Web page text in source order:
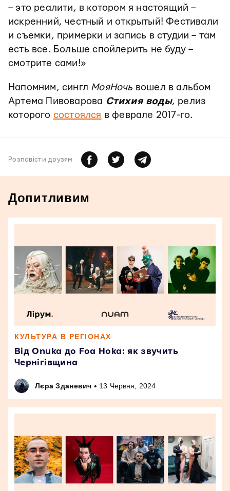
– это реалити, в котором я настоящий –
искренний, честный и открытый! Фестивали
и съемки, примерки и запись в студии – там
есть все. Больше спойлерить не буду –
смотрите сами!»
Напомним, сингл МояНочь вошел в альбом
Артема Пивоварова Стихия воды, релиз
которого состоялся в феврале 2017-го.
Розповiсти друзям
Допитливим
КУЛЬТУРА В РЕГІОНАХ
Від Onuka до Foa Hoka: як звучить
Чернігівщина
Лєра Зданевич • 13 Червня, 2024